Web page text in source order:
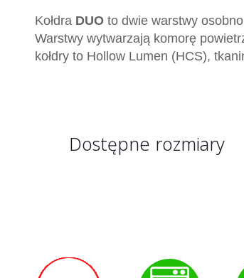
Kołdra DUOto dwie warstwy osobno
Warstwy wytwarzają komorę
kołdry to Hollow Lumen (HCS),
Dostępne rozmiary